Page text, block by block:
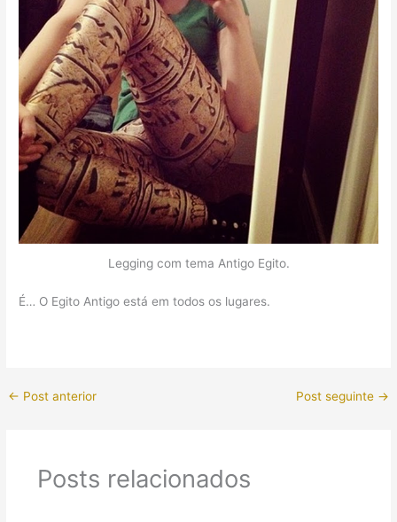
Legging com tema Antigo Egito.
É… O Egito Antigo está em todos os lugares.
← Post anterior Post seguinte →
Posts relacionados